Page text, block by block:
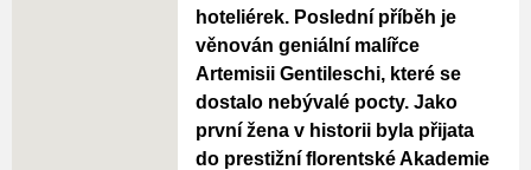
hoteliérek. Poslední příběh je
věnován geniální malířce
Artemisii Gentileschi, které se
dostalo nebývalé pocty. Jako
první žena v historii byla přijata
do prestižní florentské Akademie